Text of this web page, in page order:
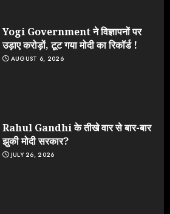
Yogi Government ने विज्ञापनों पर
उड़ाए करोड़ों, टूट गया मोदी का रिकॉर्ड !
AUGUST 6, 2026
Rahul Gandhi के तीखे वार से बार-बार
झुकी मोदी सरकार?
JULY 26, 2026